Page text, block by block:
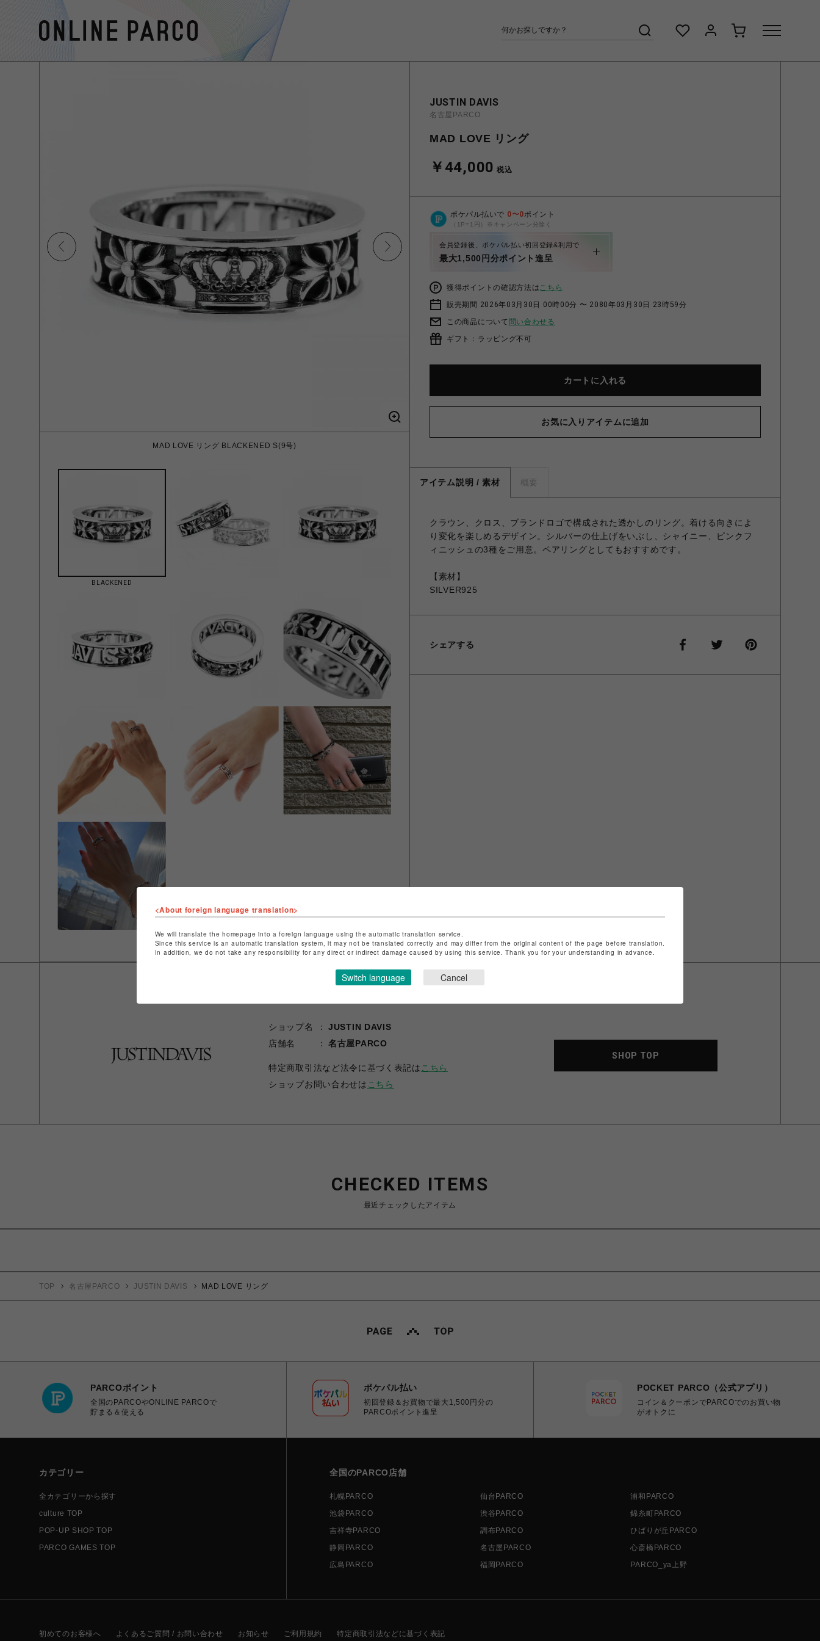
MAD LOVE リング BLACKENED S(9号)
BLACKENED
JUSTIN DAVIS
名古屋PARCO
MAD LOVE リング
￥44,000 税込
ポケパル払いで 0〜0ポイント
（1P=1円）※キャンペーン分除く
会員登録後、ポケパル払い初回登録&利用で
最大1,500円分ポイント進呈
獲得ポイントの確認方法はこちら
販売期間 2026年03月30日 00時00分 〜 2080年03月30日 23時59分
この商品について 問い合わせる
ギフト：ラッピング不可
カートに入れる
お気に入りアイテムに追加
アイテム説明 / 素材 概要
クラウン、クロス、ブランドロゴで構成された透かしのリング。着ける向きによ
り変化を楽しめるデザイン。シルバーの仕上げをいぶし、シャイニー、ピンクフ
ィニッシュの3種をご用意。ペアリングとしてもおすすめです。
【素材】
SILVER925
シェアする
ショップ名
JUSTIN DAVIS
店舗名
名古屋PARCO
特定商取引法など法令に基づく表記は こちら
ショップお問い合わせは こちら
SHOP TOP
CHECKED ITEMS
最近チェックしたアイテム
TOP 名古屋PARCO JUSTIN DAVIS MAD LOVE リング
PARCOポイント
全国のPARCOやONLINE PARCOで
貯まる＆使える
ポケパル払い
初回登録＆お買物で最大1,500円分の
PARCOポイント進呈
POCKET PARCO（公式アプリ）
コイン＆クーポンでPARCOでのお買い物
がオトクに
カテゴリー
全カテゴリーから探す
culture TOP
POP-UP SHOP TOP
PARCO GAMES TOP
全国のPARCO店舗
札幌PARCO 仙台PARCO
浦和PARCO
池袋PARCO
渋谷PARCO
錦糸町PARCO
吉祥寺PARCO
調布PARCO
ひばりが丘PARCO
静岡PARCO
名古屋PARCO
心斎橋PARCO
広島PARCO
福岡PARCO PARCO_ya上野
初めてのお客様へ よくあるご質問 / お問い合わせ お知らせ ご利用規約 特定商取引法などに基づく表記
<About foreign language translation>
We will translate the homepage into a foreign language using the automatic translation service.
Since this service is an automatic translation system, it may not be translated correctly and may differ from the original content of the page before translation.
In addition, we do not take any responsibility for any direct or indirect damage caused by using this service. Thank you for your understanding in advance.
Switch language Cancel